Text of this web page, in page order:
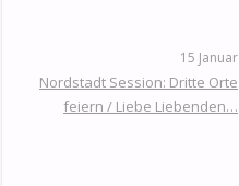
15 Januar
Nordstadt Session: Dritte Orte
feiern / Liebe Liebenden…